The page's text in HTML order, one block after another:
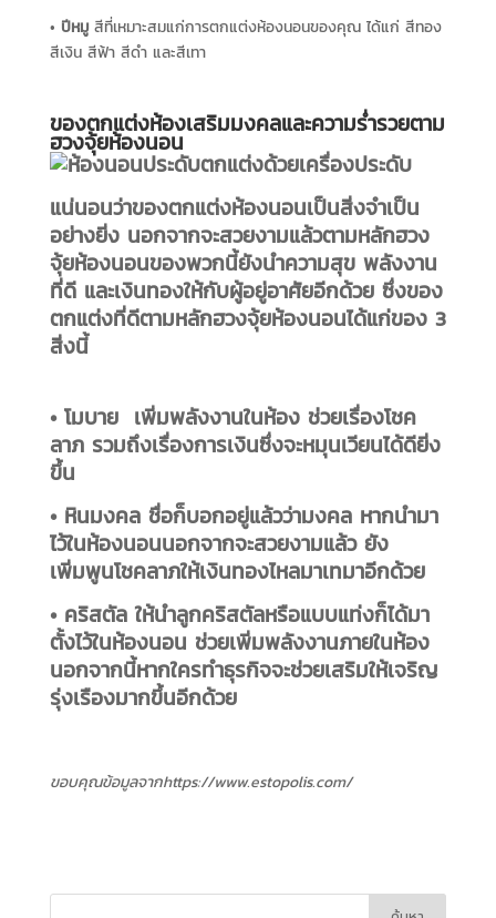
• ปีหมูสีที่เหมาะสมแก่การตกแต่งห้องนอนของคุณ ได้แก่ สีทอง
สีเงิน สีฟ้า สีดำ และสีเทา
ของตกแต่งห้องเสริมมงคลและความร่ำรวยตาม
ฮวงจุ้ยห้องนอน
แน่นอนว่าของตกแต่งห้องนอนเป็นสิ่งจำเป็น
อย่างยิ่ง นอกจากจะสวยงามแล้วตามหลักฮวง
จุ้ยห้องนอนของพวกนี้ยังนำความสุข พลังงาน
ที่ดี และเงินทองให้กับผู้อยู่อาศัยอีกด้วย ซึ่งของ
ตกแต่งที่ดีตามหลักฮวงจุ้ยห้องนอนได้แก่ของ 3
สิ่งนี้
• โมบาย เพิ่มพลังงานในห้อง ช่วยเรื่องโชค
ลาภ รวมถึงเรื่องการเงินซึ่งจะหมุนเวียนได้ดียิ่ง
ขึ้น
• หินมงคลชื่อก็บอกอยู่แล้วว่ามงคล หากนำมา
ไว้ในห้องนอนนอกจากจะสวยงามแล้ว ยัง
เพิ่มพูนโชคลาภให้เงินทองไหลมาเทมาอีกด้วย
• คริสตัลให้นำลูกคริสตัลหรือแบบแท่งก็ได้มา
ตั้งไว้ในห้องนอน ช่วยเพิ่มพลังงานภายในห้อง
นอกจากนี้หากใครทำธุรกิจจะช่วยเสริมให้เจริญ
รุ่งเรืองมากขึ้นอีกด้วย
ขอบคุณข้อมูลจากhttps://www.estopolis.com/